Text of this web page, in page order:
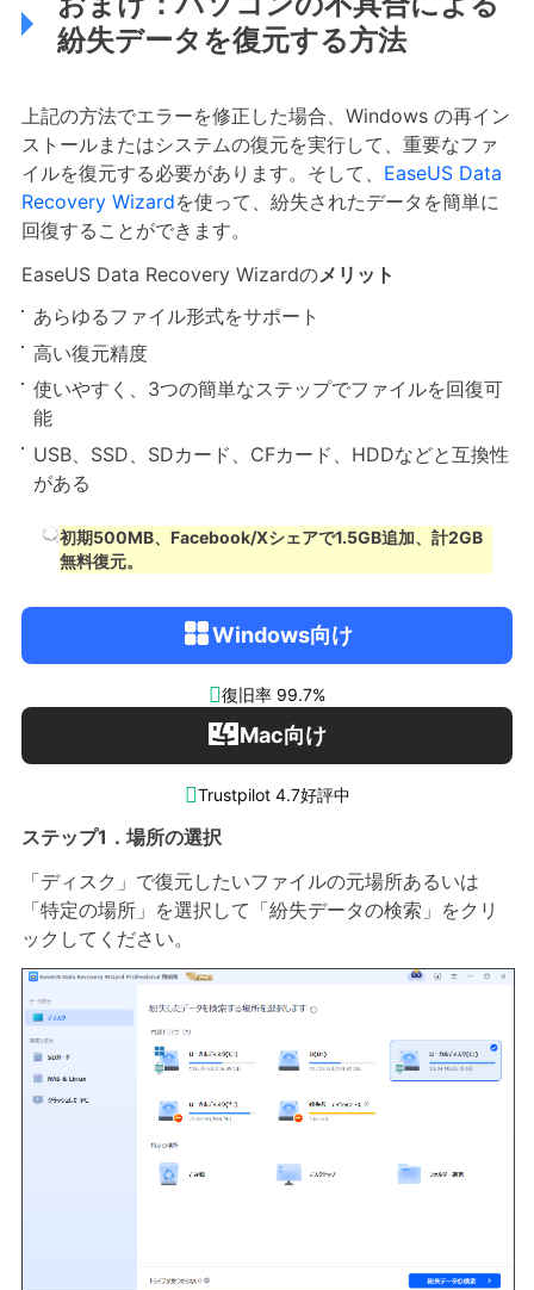
紛失データを復元する方法
上記の方法でエラーを修正した場合、Windows の再イン
ストールまたはシステムの復元を実行して、重要なファ
イルを復元する必要があります。そして、 EaseUS Data
Recovery Wizardを使って、紛失されたデータを簡単に
回復することができます。
EaseUS Data Recovery Wizardのメリット
あらゆるファイル形式をサポート
高い復元精度
使いやすく、3つの簡単なステップでファイルを回復可
能
USB、SSD、SDカード、CFカード、HDDなどと互換性
がある
初期500MB、Facebook/Xシェアで1.5GB追加、計2GB
無料復元。
Windows向け
復旧率 99.7%
Mac向け
Trustpilot 4.7好評中
ステップ1．場所の選択
「ディスク」で復元したいファイルの元場所あるいは
「特定の場所」を選択して「紛失データの検索」をクリ
ックしてください。